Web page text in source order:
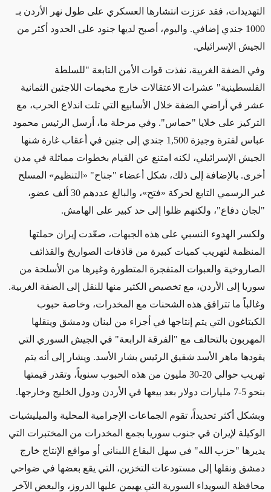
التهديدات، فقد عززت انتشارها العسكري على طول نهر الأردن بـ
1000 جندي إضافي. واليوم، أصبح لديها جنود على الحدود أكثر من
الجيش الإسرائيلي.
وفي الضفة الغربية، نفذت قوات الأمن التابعة "للسلطة
الفلسطينية" عشرات الاعتقالات خارج مخيمات اللاجئين الثمانية
عشر في أراضي الضفة خلال الأسابيع التي تلت اندلاع الحرب، مع
التركيز على خلايا "حماس". وفي مرحلة ما، أرسل الرئيس محمود
عباس لفترة وجيزة 1,500 جندي إلى جنين في أعقاب غارة شنها
الجيش الإسرائيلي، لكنه امتنع عن القيام بخطوات مماثلة في مدن
أخرى. بالإضافة إلى ذلك، شكل أعضاء "جناح" «التنظيم» المسلح
غير الرسمي التابع لحركة «فتح»، والبالغ عددهم 30 ألف عضو،
"لجان دفاع"، ولكنهم ظلوا إلى حد كبير على الهامش.
ولكسر الهدوء النسبي على هذه الجبهات، صعّدت إيران حملتها
المنظمة لتهريب كميات كبيرة من قاذفات الصواريخ والقذائف
الصاروخية والعبوات المتفجرة المتطورة وغيرها من الأسلحة من
سوريا إلى الأردن، مع تخصيص الكثير منها للنقل إلى الضفة الغربية.
وغالباً ما تترافق هذه الشحنات مع المخدرات، وخاصة حبوب
الكبتاغون التي يتم إنتاجها في أجزاء من لبنان ودمشق وينقلها
المهربون بالتحالف مع "الفرقة الرابعة" في الجيش السوري التي
يقودها ماهر الأسد شقيق الرئيس بشار الأسد. ويشار إلى أنه يتم
تهريب حوالي 20-30 مليون من هذه الحبوب سنوياً، وتقدر قيمتها
بنحو 5-7 مليارات دولار بعد بيعها في الأردن ودول الخليج وخارجها.
وبشكل أكثر تحديداً، تقوم الجماعات الإجرامية المحلية والميليشيات
الوكيلة لإيران في جنوب سوريا بجمع المخدرات من المختبرات التي
يديرها "حزب الله" في سهل البقاع اللبناني أو مواقع الإنتاج خارج
دمشق ونقلها إلى مستودعات التخزين، التي يقع بعضها في ضواحي
محافظة السويداء السورية التي يهيمن عليها الدروز، والبعض الآخر